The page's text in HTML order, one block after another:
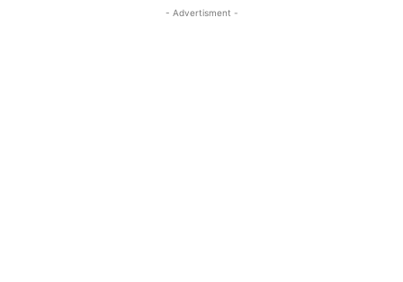
- Advertisment -